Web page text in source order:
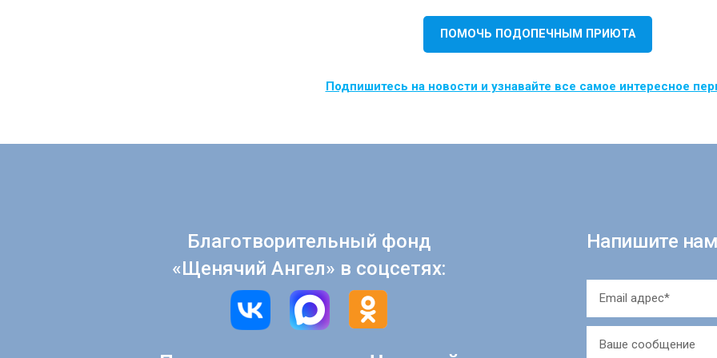
ПОМОЧЬ ПОДОПЕЧНЫМ ПРИЮТА
Подпишитесь на новости и узнавайте все самое интересное
Благотворительный фонд
«Щенячий Ангел» в соцсетях:
Напишите